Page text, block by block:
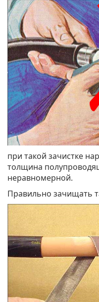
при такой зачистке
толщина
неравномерной.
Правильно зачищать